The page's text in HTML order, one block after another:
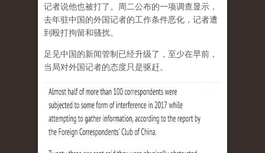
记者说他也被打了。周二公布的一项调查显示，
去年驻中国的外国记者的工作条件恶化，记者遭
到殴打拘留和骚扰。
足见中国的新闻管制已经升级了，至少在早前，
当局对外国记者的态度只是驱赶。